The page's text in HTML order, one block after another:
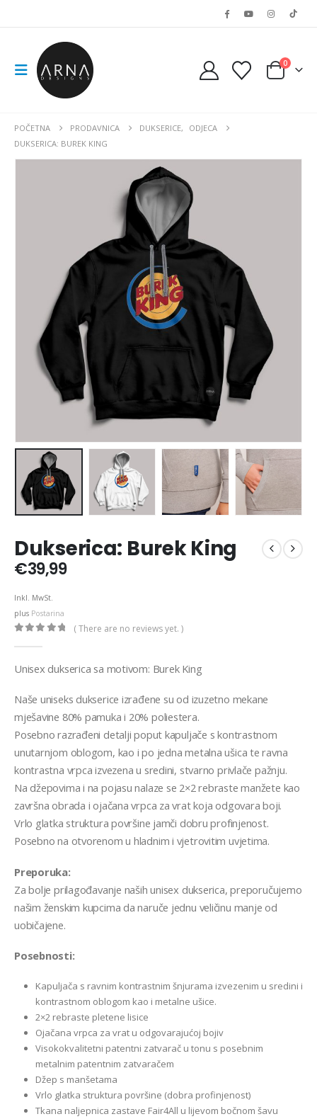
0
POČETNA PRODAVNICA DUKSERICE,
ODJECA
DUKSERICA: BUREK KING
Dukserica: Burek King
€39,99
Inkl. MwSt.
plus Postarina
( There are no reviews yet. )
Unisex dukserica sa motivom: Burek King
Naše uniseks dukserice izrađene su od izuzetno mekane
mješavine 80% pamuka i 20% poliestera.
Posebno razrađeni detalji poput kapuljače s kontrastnom
unutarnjom oblogom, kao i po jedna metalna ušica te ravna
kontrastna vrpca izvezena u sredini, stvarno privlače pažnju.
Na džepovima i na pojasu nalaze se 2×2 rebraste manžete kao
završna obrada i ojačana vrpca za vrat koja odgovara boji.
Vrlo glatka struktura površine jamči dobru profinjenost.
Posebno na otvorenom u hladnim i vjetrovitim uvjetima.
Preporuka:
Za bolje prilagođavanje naših unisex dukserica, preporučujemo
našim ženskim kupcima da naruče jednu veličinu manje od
uobičajene.
Posebnosti:
Kapuljača s ravnim kontrastnim šnjurama izvezenim u sredini i
kontrastnom oblogom kao i metalne ušice.
2×2 rebraste pletene lisice
Ojačana vrpca za vrat u odgovarajućoj bojiv
Visokokvalitetni patentni zatvarač u tonu s posebnim
metalnim patentnim zatvaračem
Džep s manšetama
Vrlo glatka struktura površine (dobra profinjenost)
Tkana naljepnica zastave Fair4All u lijevom bočnom šavu